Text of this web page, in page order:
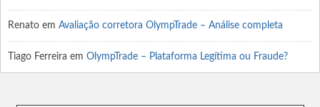
Renato em Avaliação corretora OlympTrade – Análise completa
Tiago Ferreira em OlympTrade – Plataforma Legítima ou Fraude?